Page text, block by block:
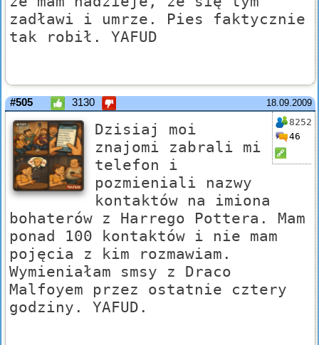
zadławi i umrze. Pies faktycznie
tak robił. YAFUD
18.09.2009
#505 3130
8252
46
Dzisiaj moi
znajomi zabrali mi
telefon i
pozmieniali nazwy
kontaktów na imiona
bohaterów z Harrego Pottera. Mam
ponad 100 kontaktów i nie mam
pojęcia z kim rozmawiam.
Wymieniałam smsy z Draco
Malfoyem przez ostatnie cztery
godziny. YAFUD.